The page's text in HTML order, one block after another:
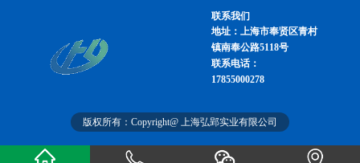
联系我们
地址：上海市奉贤区青村
镇南奉公路5118号
联系电话：
17855000278
版权所有：Copyright@ 上海弘郢实业有限公司